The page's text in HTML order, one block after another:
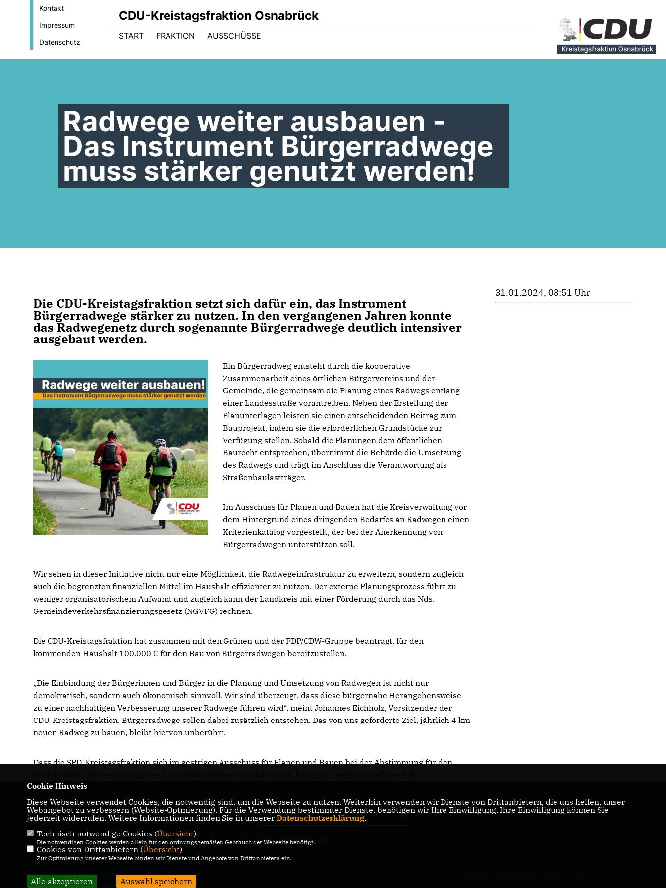
Kontakt
Impressum
Datenschutz
CDU-Kreistagsfraktion Osnabrück
START FRAKTION AUSSCHÜSSE
Radwege weiter ausbauen -
Das Instrument Bürgerradwege
muss stärker genutzt werden!
Die CDU-Kreistagsfraktion setzt sich dafür ein, das Instrument
Bürgerradwege stärker zu nutzen. In den vergangenen Jahren konnte
das Radwegenetz durch sogenannte Bürgerradwege deutlich intensiver
ausgebaut werden.
Ein Bürgerradweg entsteht durch die kooperative
Zusammenarbeit eines örtlichen Bürgervereins und der
Gemeinde, die gemeinsam die Planung eines Radwegs entlang
einer Landesstraße vorantreiben. Neben der Erstellung der
Planunterlagen leisten sie einen entscheidenden Beitrag zum
Bauprojekt, indem sie die erforderlichen Grundstücke zur
Verfügung stellen. Sobald die Planungen dem öffentlichen
Baurecht entsprechen, übernimmt die Behörde die Umsetzung
des Radwegs und trägt im Anschluss die Verantwortung als
Straßenbaulastträger.
Im Ausschuss für Planen und Bauen hat die Kreisverwaltung vor
dem Hintergrund eines dringenden Bedarfes an Radwegen einen
Kriterienkatalog vorgestellt, der bei der Anerkennung von
Bürgerradwegen unterstützen soll.
Wir sehen in dieser Initiative nicht nur eine Möglichkeit, die Radwegeinfrastruktur zu erweitern, sondern zugleich
auch die begrenzten finanziellen Mittel im Haushalt effizienter zu nutzen. Der externe Planungsprozess führt zu
weniger organisatorischem Aufwand und zugleich kann der Landkreis mit einer Förderung durch das Nds.
Gemeindeverkehrsfinanzierungsgesetz (NGVFG) rechnen.
Die CDU-Kreistagsfraktion hat zusammen mit den Grünen und der FDP/CDW-Gruppe beantragt, für den
kommenden Haushalt 100.000 € für den Bau von Bürgerradwegen bereitzustellen.
Die Einbindung der Bürgerinnen und Bürger in die Planung und Umsetzung von Radwegen ist nicht nur
demokratisch, sondern auch ökonomisch sinnvoll. Wir sind überzeugt, dass diese bürgernahe Herangehensweise
zu einer nachhaltigen Verbesserung unserer Radwege führen wird“, meint Johannes Eichholz, Vorsitzender der
CDU-Kreistagsfraktion. Bürgerradwege sollen dabei zusätzlich entstehen. Das von uns geforderte Ziel, jährlich 4 km
neuen Radweg zu bauen, bleibt hiervon unberührt.
Dass die SPD-Kreistagsfraktion sich im gestrigen Ausschuss für Planen und Bauen bei der Abstimmung für den
31.01.2024, 08:51 Uhr
Internetseite der CDU-Kreistagsfraktion
Osnabrück
IMPRESSUM
DATENSCHUTZ
KONTAKT
CDU Niedersachsen
CDU Deutschlands
@2026 CDU-Kreistagsfraktion Osnabrück
Cookie Hinweis
Diese Webseite verwendet Cookies, die notwendig sind, um die Webseite zu nutzen. Weiterhin verwenden wir Dienste von Drittanbietern, die uns helfen, unser
Webangebot zu verbessern (Website-Optmierung). Für die Verwendung bestimmter Dienste, benötigen wir Ihre Einwilligung. Ihre Einwilligung können Sie
jederzeit widerrufen. Weitere Informationen finden Sie in unserer Datenschutzerklärung.
Technisch notwendige Cookies (Übersicht)
Die notwendigen Cookies werden allein für den ordnungsgemäßen Gebrauch der Webseite benötigt.
Cookies von Drittanbietern (Übersicht)
Zur Optimierung unserer Webseite binden wir Dienste und Angebote von Drittanbietern ein.
Alle akzeptieren Auswahl speichern